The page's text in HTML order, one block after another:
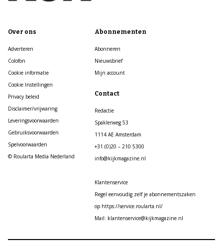
Over ons
Adverteren
Colofon
Cookie informatie
Cookie Instellingen
Privacy beleid
Disclaimer/vrijwaring
Leveringsvoorwaarden
Gebruiksvoorwaarden
Spelvoorwaarden
© Roularta Media Nederland
Abonnementen
Abonneren
Nieuwsbrief
Mijn account
Contact
Redactie
Spaklerweg 53
1114 AE Amsterdam
+31 (0)20 – 210 5300
info@kijkmagazine.nl
Klantenservice
Regel eenvoudig zelf je abonnementszaken
op https://service.roularta.nl/
Mail: klantenservice@kijkmagazine.nl